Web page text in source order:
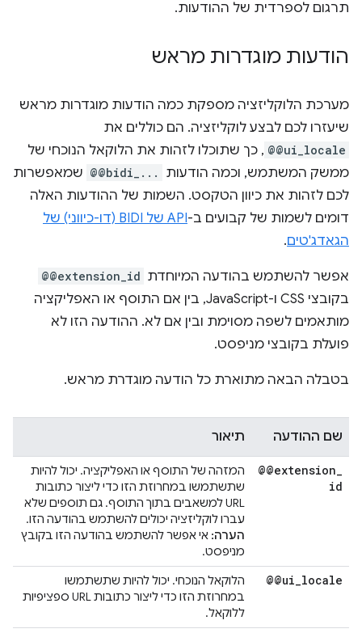
הודעות מוגדרות מראש
מערכת הלוקליזציה מספקת כמה הודעות מוגדרות מראש
שיעזרו לכם לבצע לוקליזציה. הם כוללים את
@@ui_locale , כך שתוכלו לזהות את הלוקאל הנוכחי של
ממשק המשתמש, וכמה הודעות
@@bidi_... שמאפשרות
לכם לזהות את כיוון הטקסט. השמות של ההודעות האלה
דומים לשמות של קבועים ב-
API של BIDI (דו-כיווני) של
הגאדג'טים.
אפשר להשתמש בהודעה המיוחדת @@extension_id
בקובצי CSS ו-JavaScript, בין אם התוסף או האפליקציה
מותאמים לשפה מסוימת ובין אם לא. ההודעה הזו לא
פועלת בקובצי מניפסט.
בטבלה הבאה מתוארת כל הודעה מוגדרת מראש.
שם ההודעה תיאור
@@extension_
id
המזהה של התוסף או האפליקציה. יכול להיות
שתשתמשו במחרוזת הזו כדי ליצור כתובות
URL למשאבים בתוך התוסף. גם תוספים שלא
עברו לוקליזציה יכולים להשתמש בהודעה הזו.
הערה: אי אפשר להשתמש בהודעה הזו בקובץ
מניפסט.
@@ui_locale
הלוקאל הנוכחי. יכול להיות שתשתמשו
במחרוזת הזו כדי ליצור כתובות URL ספציפיות
ללוקאל.